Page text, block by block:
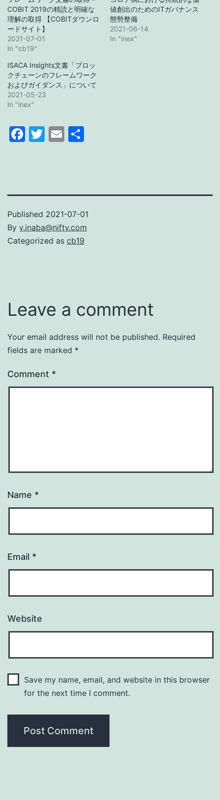
COBIT 2019の精読と明確な
理解の取得 【COBITダウンロ
ードサイト】
2021-07-01
In "cb19"
値創出のためのITガバナンス
態勢整備
2021-06-14
In "inex"
ISACA Insights文書「ブロッ
クチェーンのフレームワーク
およびガイダンス」について
2021-05-23
In "inex"
Facebook
Twitter
Email
Published 2021-07-01
By y.inaba@nifty.com
Categorized as cb19
Leave a comment
Your email address will not be published. Required
fields are marked *
Comment *
Name *
Email *
Website
Save my name, email, and website in this browser
for the next time I comment.